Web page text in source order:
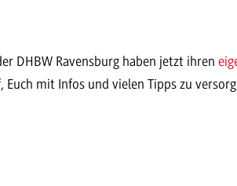
DHBW Ravensburg haben jetzt ihren
Euch mit Infos und vielen Tipps zu